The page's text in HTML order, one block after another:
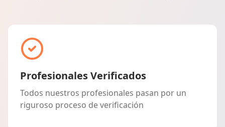
Profesionales Verificados
Todos nuestros profesionales pasan por un
riguroso proceso de verificación